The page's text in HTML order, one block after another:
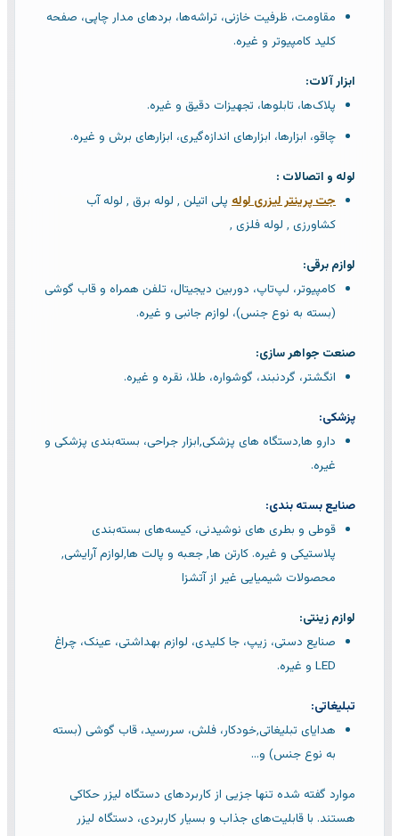
مقاومت، ظرفیت خازنی، تراشه‌ها، بردهای مدار چاپی، صفحه
کلید کامپیوتر و غیره.
ابزار آلات:
پلاک‌ها، تابلوها، تجهیزات دقیق و غیره.
چاقو، ابزارها، ابزارهای اندازه‌گیری، ابزارهای برش و غیره.
لوله و اتصالات :
جت پرینتر لیزری لوله
پلی اتیلن ٬ لوله برق ٬ لوله آب
کشاورزی ٬ لوله فلزی ٬
لوازم برقی:
کامپیوتر، لپ‌تاپ، دوربین دیجیتال، تلفن همراه و قاب گوشی
(بسته به نوع جنس)، لوازم جانبی و غیره.
صنعت جواهر سازی:
انگشتر، گردنبند، گوشواره، طلا، نقره و غیره.
پزشکی:
دارو ها٬دستگاه های پزشکی٬ابزار جراحی، بسته‌بندی پزشکی و
غیره.
صنایع بسته بندی:
قوطی‌ و بطری های نوشیدنی، کیسه‌های بسته‌بندی
پلاستیکی و غیره. کارتن ها٬ جعبه و پالت ها٬لوازم آرایشی٬
محصولات شیمیایی غیر از آتشزا
لوازم زینتی:
صنایع دستی، زیپ، جا کلیدی، لوازم بهداشتی، عینک، چراغ
LED و غیره.
تبلیغاتی:
هدایای تبلیغاتی٬خودکار، فلش، سررسید، قاب گوشی (بسته
به نوع جنس) و…
موارد گفته شده تنها جزيی از کاربردهای دستگاه لیزر حکاکی
هستند. با قابلیت‌های جذاب و بسیار کاربردی، دستگاه لیزر